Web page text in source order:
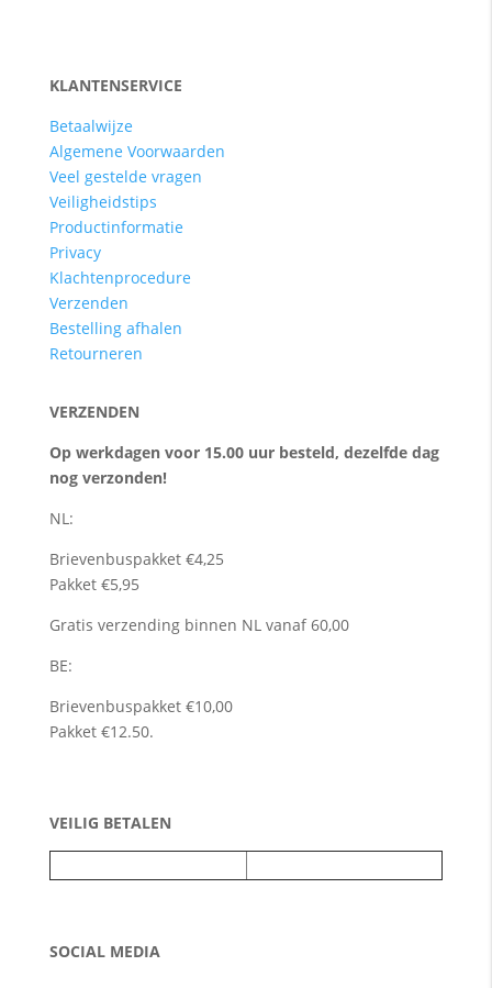
KLANTENSERVICE
Betaalwijze
Algemene Voorwaarden
Veel gestelde vragen
Veiligheidstips
Productinformatie
Privacy
Klachtenprocedure
Verzenden
Bestelling afhalen
Retourneren
VERZENDEN
Op werkdagen voor 15.00 uur besteld, dezelfde dag
nog verzonden!
NL:
Brievenbuspakket €4,25
Pakket €5,95
Gratis verzending binnen NL vanaf 60,00
BE:
Brievenbuspakket €10,00
Pakket €12.50.
VEILIG BETALEN
SOCIAL MEDIA